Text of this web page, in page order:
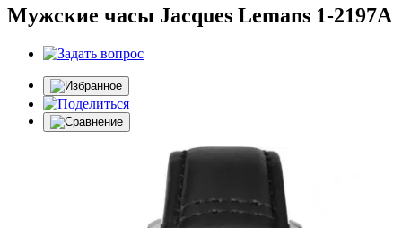
Мужские часы Jacques Lemans 1-2197A